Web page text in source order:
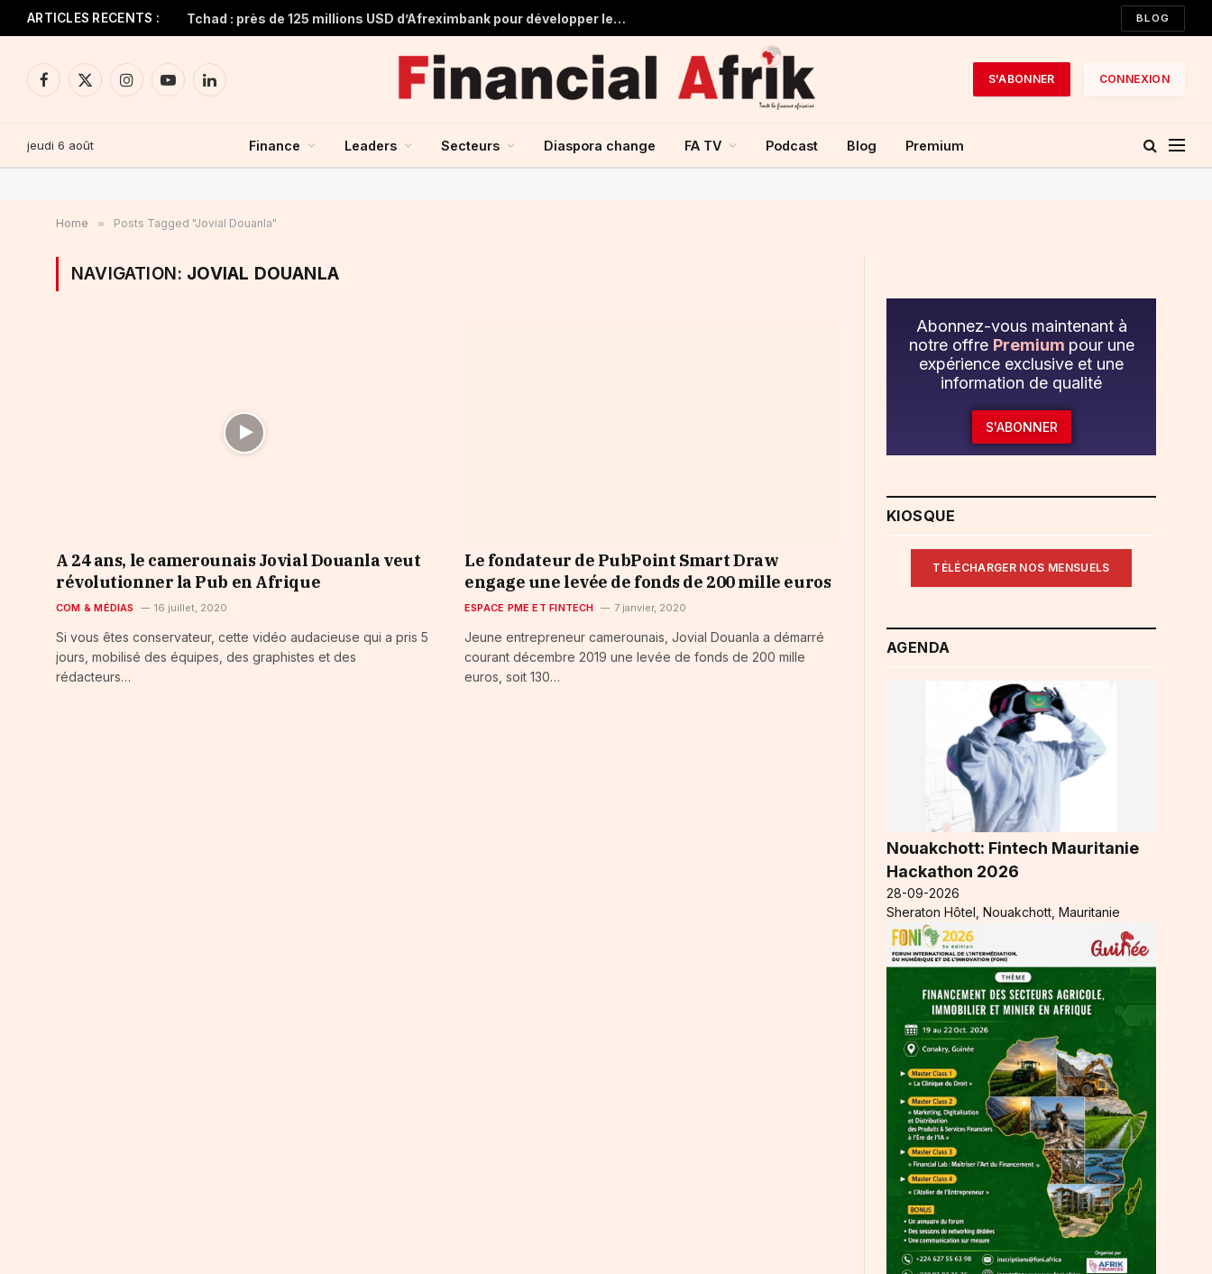
ARTICLES RECENTS : Tchad : près de 125 millions USD d’Afreximbank pour développer les infrastructures et le commerce BLOG
Facebook
X
InstagramYouTubeLinkedIn
S'ABONNER CONNEXION
jeudi 6 août Finance Leaders Secteurs Diaspora change FA TV Podcast Blog Premium
Home » Posts Tagged "Jovial Douanla"
NAVIGATION: JOVIAL DOUANLA
A 24 ans, le camerounais Jovial Douanla veut
révolutionner la Pub en Afrique
COM & MÉDIAS 16 juillet, 2020
Si vous êtes conservateur, cette vidéo audacieuse qui a pris 5
jours, mobilisé des équipes, des graphistes et des
rédacteurs…
Le fondateur de PubPoint Smart Draw
engage une levée de fonds de 200 mille euros
ESPACE PME ET FINTECH 7 janvier, 2020
Jeune entrepreneur camerounais, Jovial Douanla a démarré
courant décembre 2019 une levée de fonds de 200 mille
euros, soit 130…
Abonnez-vous maintenant à
notre offre Premium pour une
expérience exclusive et une
information de qualité
S'ABONNER
KIOSQUE
TÉLÉCHARGER NOS MENSUELS
AGENDA
Nouakchott: Fintech Mauritanie
Hackathon 2026
28-09-2026
Sheraton Hôtel, Nouakchott, Mauritanie